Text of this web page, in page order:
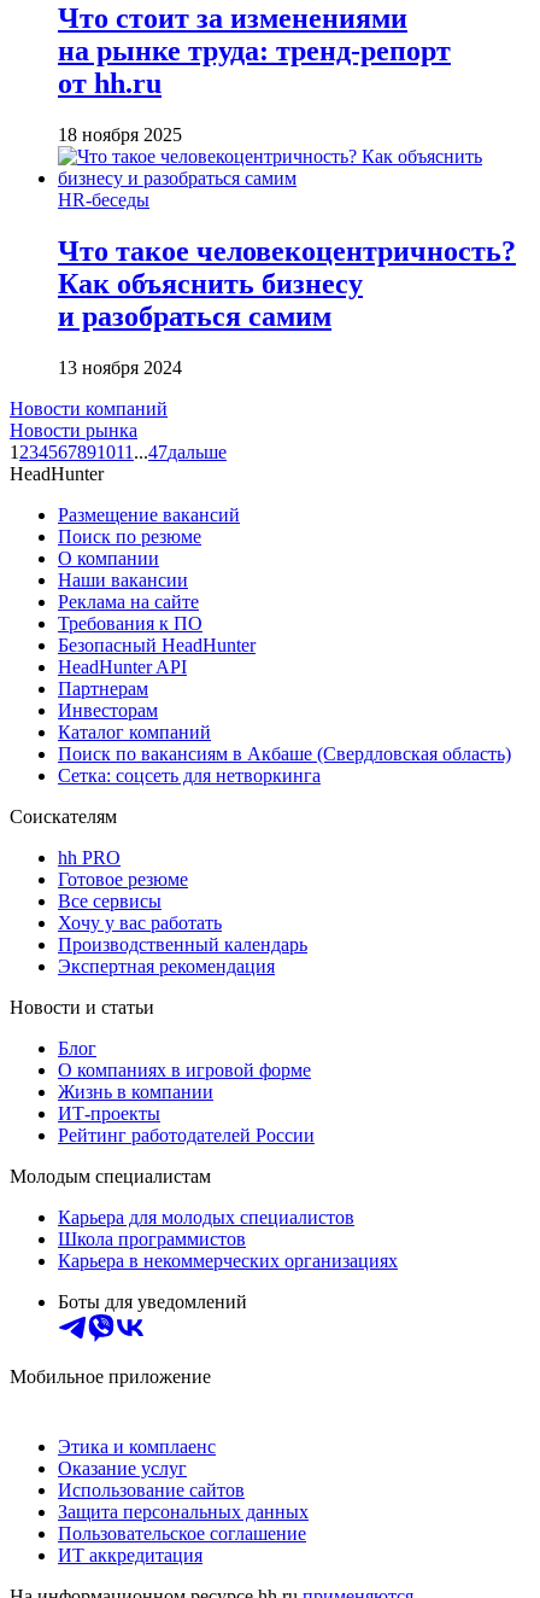
Что стоит за изменениями
на рынке труда: тренд-репорт
от hh.ru
18 ноября 2025
HR-беседы
Что такое человеко­центричность?
Как объяснить бизнесу
и разобраться самим
13 ноября 2024
Новости компаний
Новости рынка
1 234567891011 ...47дальше
HeadHunter
Размещение вакансий
Поиск по резюме
О компании
Наши вакансии
Реклама на сайте
Требования к ПО
Безопасный HeadHunter
HeadHunter API
Партнерам
Инвесторам
Каталог компаний
Поиск по вакансиям в Акбаше (Свердловская область)
Сетка: соцсеть для нетворкинга
Соискателям
hh PRO
Готовое резюме
Все сервисы
Хочу у вас работать
Производственный календарь
Экспертная рекомендация
Новости и статьи
Блог
О компаниях в игровой форме
Жизнь в компании
ИТ-проекты
Рейтинг работодателей России
Молодым специалистам
Карьера для молодых специалистов
Школа программистов
Карьера в некоммерческих организациях
Боты для уведомлений
Мобильное приложение
Этика и комплаенс
Оказание услуг
Использование сайтов
Защита персональных данных
Пользовательское соглашение
ИТ аккредитация